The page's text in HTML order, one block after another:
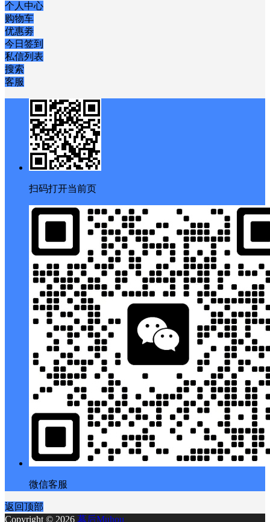
个人中心
购物车
优惠劵
今日签到
私信列表
搜索
客服
扫码打开当前页
微信客服
返回顶部
Copyright © 2026 幕后Muhou